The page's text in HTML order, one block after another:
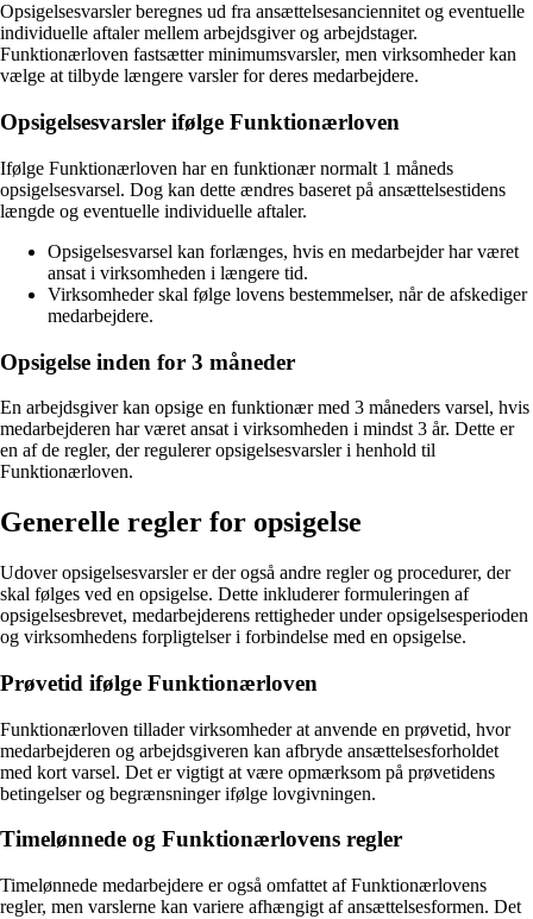
Opsigelsesvarsler beregnes ud fra ansættelsesanciennitet og eventuelle
individuelle aftaler mellem arbejdsgiver og arbejdstager.
Funktionærloven fastsætter minimumsvarsler, men virksomheder kan
vælge at tilbyde længere varsler for deres medarbejdere.
Opsigelsesvarsler ifølge Funktionærloven
Ifølge Funktionærloven har en funktionær normalt 1 måneds
opsigelsesvarsel. Dog kan dette ændres baseret på ansættelsestidens
længde og eventuelle individuelle aftaler.
Opsigelsesvarsel kan forlænges, hvis en medarbejder har været
ansat i virksomheden i længere tid.
Virksomheder skal følge lovens bestemmelser, når de afskediger
medarbejdere.
Opsigelse inden for 3 måneder
En arbejdsgiver kan opsige en funktionær med 3 måneders varsel, hvis
medarbejderen har været ansat i virksomheden i mindst 3 år. Dette er
en af de regler, der regulerer opsigelsesvarsler i henhold til
Funktionærloven.
Generelle regler for opsigelse
Udover opsigelsesvarsler er der også andre regler og procedurer, der
skal følges ved en opsigelse. Dette inkluderer formuleringen af
opsigelsesbrevet, medarbejderens rettigheder under opsigelsesperioden
og virksomhedens forpligtelser i forbindelse med en opsigelse.
Prøvetid ifølge Funktionærloven
Funktionærloven tillader virksomheder at anvende en prøvetid, hvor
medarbejderen og arbejdsgiveren kan afbryde ansættelsesforholdet
med kort varsel. Det er vigtigt at være opmærksom på prøvetidens
betingelser og begrænsninger ifølge lovgivningen.
Timelønnede og Funktionærlovens regler
Timelønnede medarbejdere er også omfattet af Funktionærlovens
regler, men varslerne kan variere afhængigt af ansættelsesformen. Det